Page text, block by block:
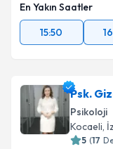
En Yakın Saatler
15:50
Psk.
Psikoloji
Kocaeli,
5 (17